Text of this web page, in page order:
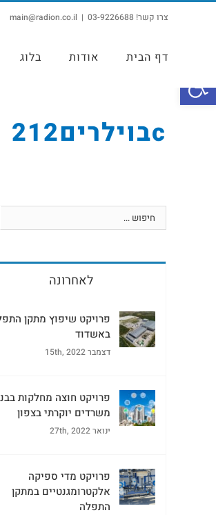
צרו קשר! 03-9226688 |
main@radion.co.il
דף הבית אודות בלוג
cבוילרים212
לאחרונה
פרויקט שיפוץ מתקן
באשדוד
דצמבר 15th, 2022
פרויקט חוצה מחלקות
משרדים יוקרתי בצפון
ינואר 27th, 2022
פרויקט מדי ספיקה
אלקטרומגנטיים במתקן
התפלה